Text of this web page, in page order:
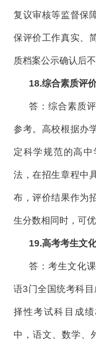
复议审核等监督保
保评价工作真实、
质档案公示确认后不
18.综合素质评
答：综合素质
参考。高校根据办
定科学规范的高
法，在招生章程中
布，评价结果作为
生分数相同时，可
19.高考考生文
答：考生文化
语3门全国统考科
择性考试科目成
中，语文、数学、